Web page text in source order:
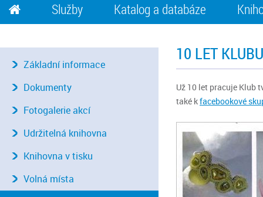
Služby Katalog a databáze
10 LET
Už 10 let pracuje Klub
také kfacebookové
Základní informace
Dokumenty
Fotogalerie akcí
Udržitelná knihovna
Knihovna v tisku
Volná místa